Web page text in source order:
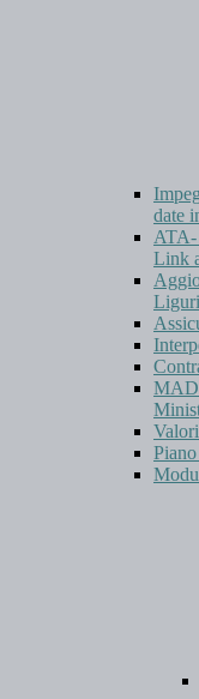
date
ATA-
Link